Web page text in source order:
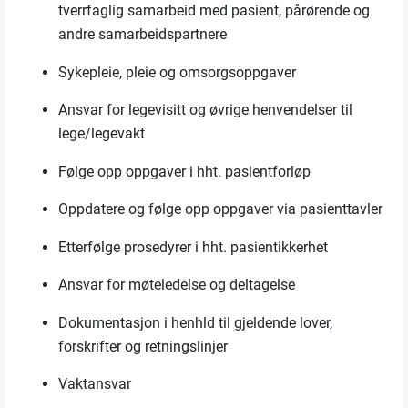
tverrfaglig samarbeid med pasient, pårørende og
andre samarbeidspartnere
Sykepleie, pleie og omsorgsoppgaver
Ansvar for legevisitt og øvrige henvendelser til
lege/legevakt
Følge opp oppgaver i hht. pasientforløp
Oppdatere og følge opp oppgaver via pasienttavler
Etterfølge prosedyrer i hht. pasientikkerhet
Ansvar for møteledelse og deltagelse
Dokumentasjon i henhld til gjeldende lover,
forskrifter og retningslinjer
Vaktansvar